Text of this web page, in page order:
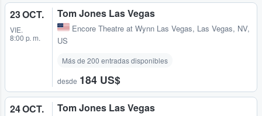
23 OCT.
VIE.
8:00 p. m.
Tom Jones Las Vegas
Encore Theatre at Wynn Las Vegas, Las Vegas, NV,
US
Más de 200 entradas disponibles
desde 184 US$
24 OCT. Tom Jones Las Vegas